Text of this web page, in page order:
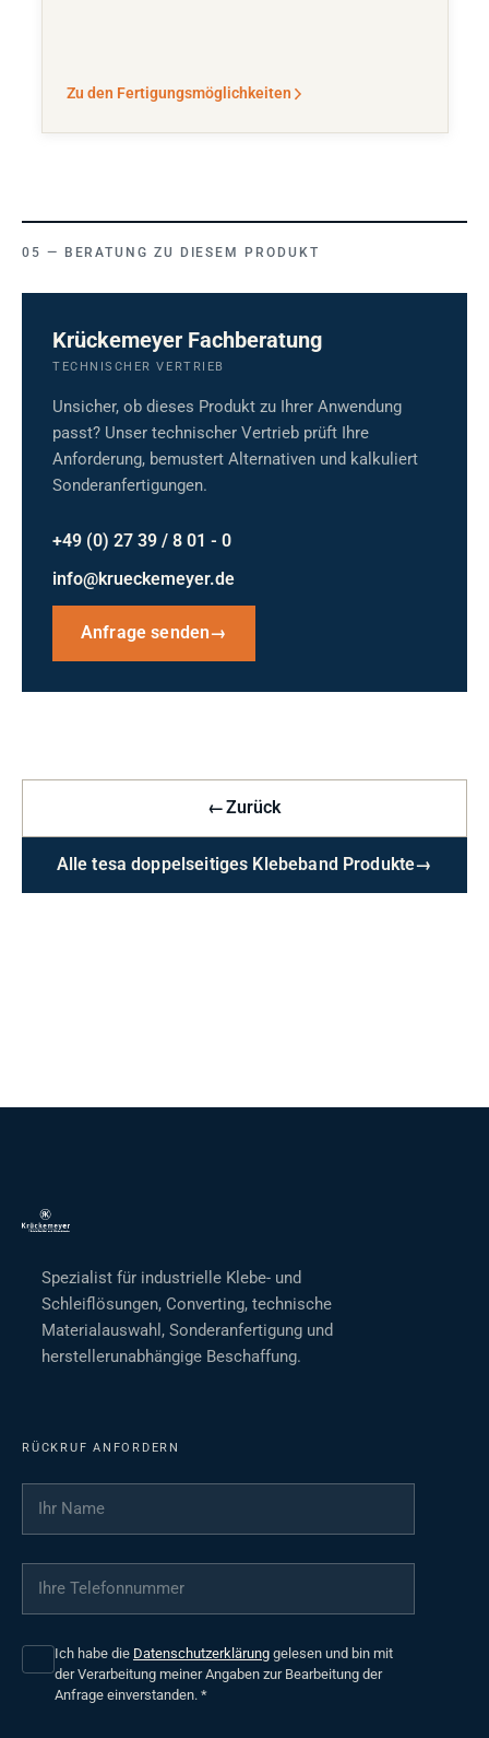
Zu den Fertigungsmöglichkeiten
BERATUNG ZU DIESEM PRODUKT
Krückemeyer Fachberatung
TECHNISCHER VERTRIEB
Unsicher, ob dieses Produkt zu Ihrer Anwendung
passt? Unser technischer Vertrieb prüft Ihre
Anforderung, bemustert Alternativen und kalkuliert
Sonderanfertigungen.
+49 (0) 27 39 / 8 01 - 0
info@krueckemeyer.de
Anfrage senden→
←Zurück
Alle tesa doppelseitiges Klebeband Produkte→
Spezialist für industrielle Klebe- und
Schleiflösungen, Converting, technische
Materialauswahl, Sonderanfertigung und
herstellerunabhängige Beschaffung.
RÜCKRUF ANFORDERN
Ihr Name
Ihre Telefonnummer
Ich habe die Datenschutzerklärung gelesen und bin mit
der Verarbeitung meiner Angaben zur Bearbeitung der
Anfrage einverstanden. *